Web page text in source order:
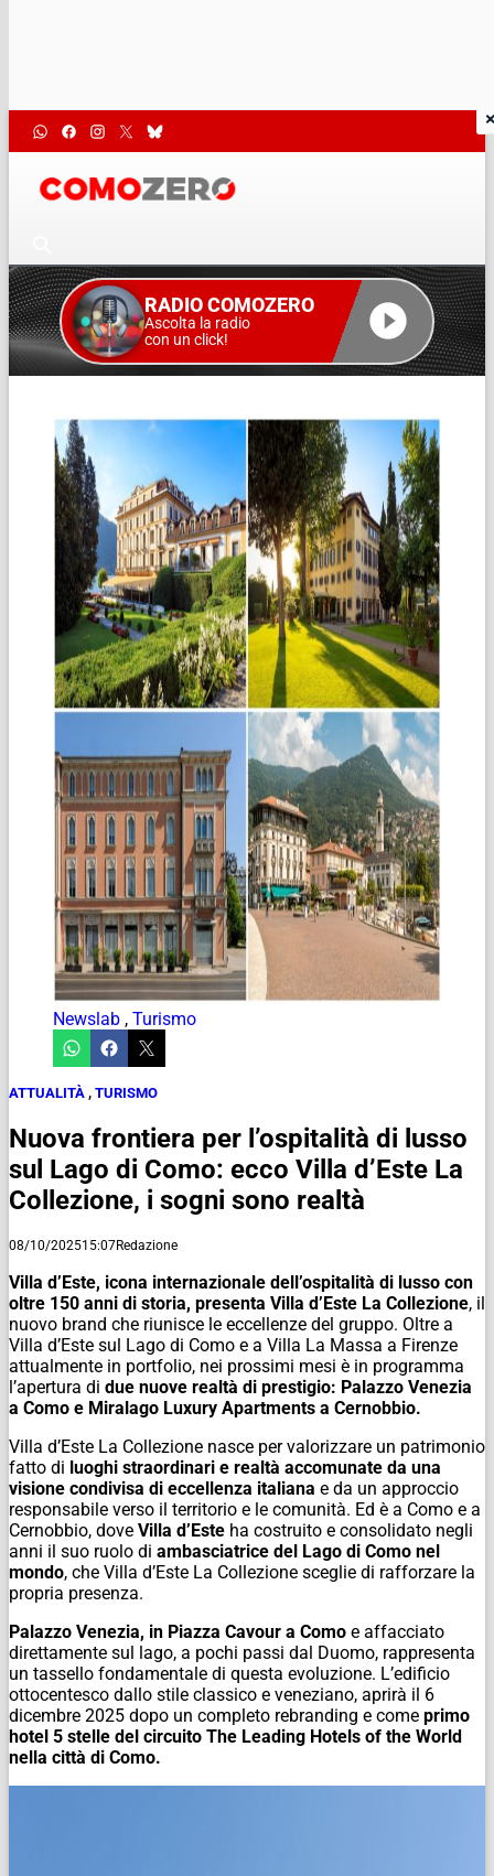
RADIO COMOZERO
Ascolta la radio
con un click!
Newslab , Turismo
ATTUALITÀ , TURISMO
Nuova frontiera per l’ospitalità di lusso
sul Lago di Como: ecco Villa d’Este La
Collezione, i sogni sono realtà
08/10/202515:07Redazione
Villa d’Este, icona internazionale dell’ospitalità di lusso con
oltre 150 anni di storia, presenta Villa d’Este La Collezione, il
nuovo brand che riunisce le eccellenze del gruppo. Oltre a
Villa d’Este sul Lago di Como e a Villa La Massa a Firenze
attualmente in portfolio, nei prossimi mesi è in programma
l’apertura di due nuove realtà di prestigio: Palazzo Venezia
a Como e Miralago Luxury Apartments a Cernobbio.
Villa d’Este La Collezione nasce per valorizzare un patrimonio
fatto di luoghi straordinari e realtà accomunate da una
visione condivisa di eccellenza italiana e da un approccio
responsabile verso il territorio e le comunità. Ed è a Como e a
Cernobbio, dove Villa d’Este ha costruito e consolidato negli
anni il suo ruolo di ambasciatrice del Lago di Como nel
mondo, che Villa d’Este La Collezione sceglie di rafforzare la
propria presenza.
Palazzo Venezia, in Piazza Cavour a Como e affacciato
direttamente sul lago, a pochi passi dal Duomo, rappresenta
un tassello fondamentale di questa evoluzione. L’edificio
ottocentesco dallo stile classico e veneziano, aprirà il 6
dicembre 2025 dopo un completo rebranding e come primo
hotel 5 stelle del circuito The Leading Hotels of the World
nella città di Como.